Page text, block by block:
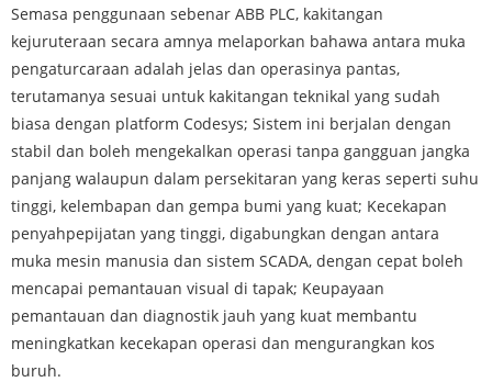
Semasa penggunaan sebenar ABB PLC, kakitangan
kejuruteraan secara amnya melaporkan bahawa antara muka
pengaturcaraan adalah jelas dan operasinya pantas,
terutamanya sesuai untuk kakitangan teknikal yang sudah
biasa dengan platform Codesys; Sistem ini berjalan dengan
stabil dan boleh mengekalkan operasi tanpa gangguan jangka
panjang walaupun dalam persekitaran yang keras seperti suhu
tinggi, kelembapan dan gempa bumi yang kuat; Kecekapan
penyahpepijatan yang tinggi, digabungkan dengan antara
muka mesin manusia dan sistem SCADA, dengan cepat boleh
mencapai pemantauan visual di tapak; Keupayaan
pemantauan dan diagnostik jauh yang kuat membantu
meningkatkan kecekapan operasi dan mengurangkan kos
buruh.